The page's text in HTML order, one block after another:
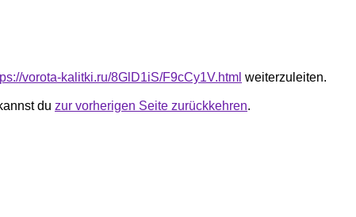
vorota-kalitki.ru/8GlD1iS/F9cCy1V.html weiterzuleiten.
du zur vorherigen Seite zurückkehren.